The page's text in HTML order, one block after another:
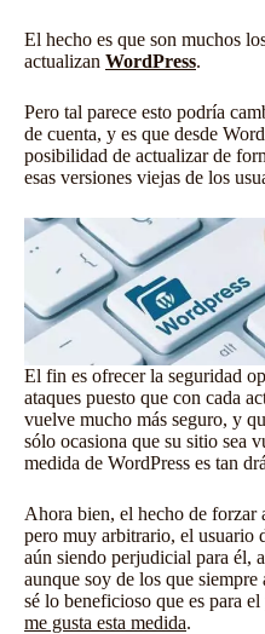
El hecho es que son muchos
actualizan WordPress.
Pero tal parece esto podría
de cuenta, y es que desde
posibilidad de actualizar de
esas versiones viejas de los
El fin es ofrecer la seguridad
ataques puesto que con cada
vuelve mucho más seguro, y
sólo ocasiona que su sitio sea
medida de WordPress es tan
Ahora bien, el hecho de forzar
pero muy arbitrario, el usuario
aún siendo perjudicial para él,
aunque soy de los que siempre
sé lo beneficioso que es para
me gusta esta medida.